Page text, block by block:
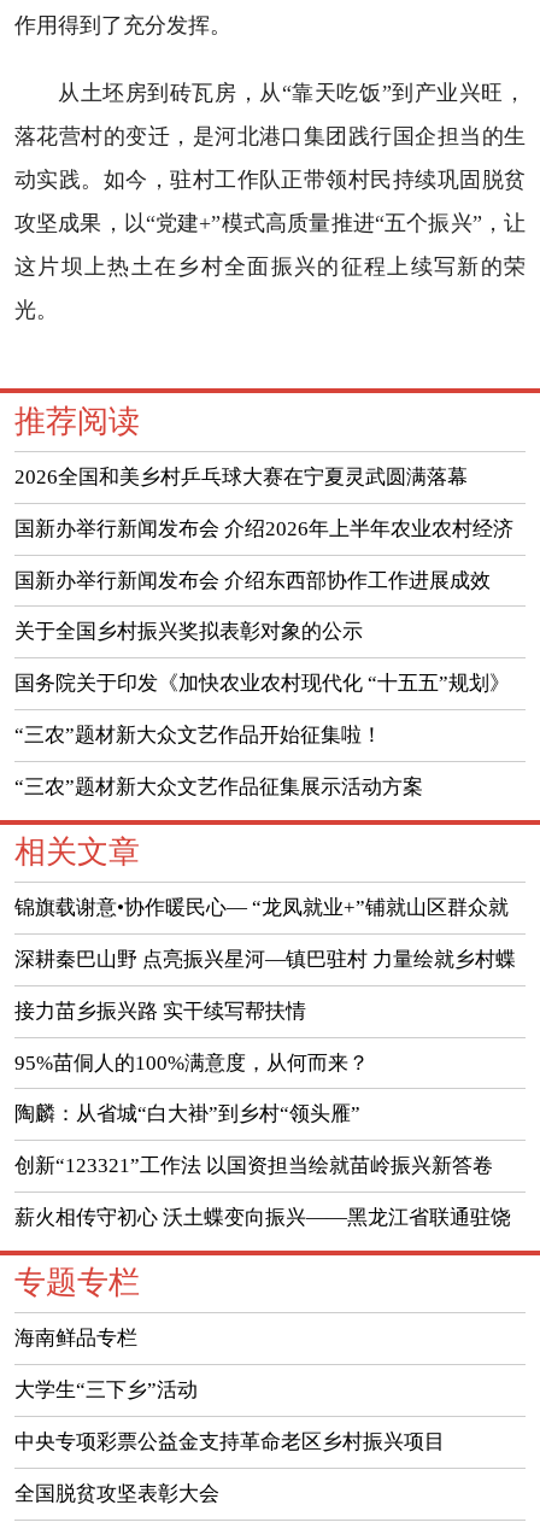
作用得到了充分发挥。
从土坯房到砖瓦房，从“靠天吃饭”到产业兴旺，
落花营村的变迁，是河北港口集团践行国企担当的生
动实践。如今，驻村工作队正带领村民持续巩固脱贫
攻坚成果，以“党建+”模式高质量推进“五个振兴”，让
这片坝上热土在乡村全面振兴的征程上续写新的荣
光。
推荐阅读
2026全国和美乡村乒乓球大赛在宁夏灵武圆满落幕
国新办举行新闻发布会 介绍2026年上半年农业农村经济
运行情况
国新办举行新闻发布会 介绍东西部协作工作进展成效
（实录）
关于全国乡村振兴奖拟表彰对象的公示
国务院关于印发《加快农业农村现代化 “十五五”规划》
的通知
“三农”题材新大众文艺作品开始征集啦！
“三农”题材新大众文艺作品征集展示活动方案
相关文章
锦旗载谢意•协作暖民心— “龙凤就业+”铺就山区群众就
业增收快车道
深耕秦巴山野 点亮振兴星河—镇巴驻村 力量绘就乡村蝶
变新图景
接力苗乡振兴路 实干续写帮扶情
95%苗侗人的100%满意度，从何而来？
陶麟：从省城“白大褂”到乡村“领头雁”
创新“123321”工作法 以国资担当绘就苗岭振兴新答卷
薪火相传守初心 沃土蝶变向振兴——黑龙江省联通驻饶
河县东升村五任工作队帮扶纪实
专题专栏
海南鲜品专栏
大学生“三下乡”活动
中央专项彩票公益金支持革命老区乡村振兴项目
全国脱贫攻坚表彰大会